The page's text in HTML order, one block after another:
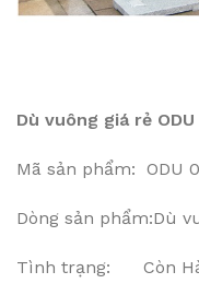
Dù vuông giá rẻ ODU
Mã sản phẩm: ODU
Dòng sản phẩm:Dù
Tình trạng: Còn